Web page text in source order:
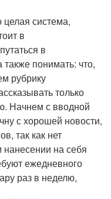
целая система,
в
в
также понимать: что,
рубрику
только
Начнем с вводной
с хорошей новости,
так как нет
на себя
ежедневного
раз в неделю,